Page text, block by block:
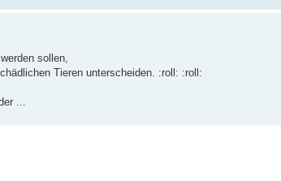
sollen,
Tieren unterscheiden. :roll: :roll:
...